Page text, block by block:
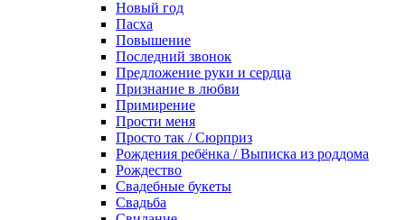
Новый год
Пасха
Повышение
Последний звонок
Предложение руки и сердца
Признание в любви
Примирение
Прости меня
Просто так / Сюрприз
Рождения ребёнка / Выписка из роддома
Рождество
Свадебные букеты
Свадьба